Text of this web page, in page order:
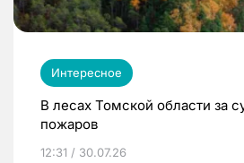
Интересное
В лесах Томской области за
пожаров
12:31 / 30.07.26